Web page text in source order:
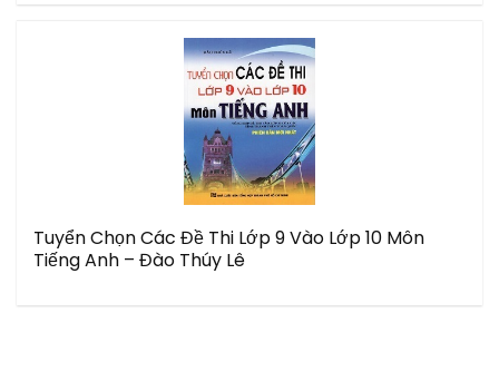
Tuyển Chọn Các Đề Thi Lớp 9 Vào Lớp 10 Môn
Tiếng Anh – Đào Thúy Lê